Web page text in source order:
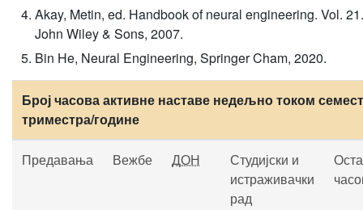
Akay, Metin, ed. Handbook of neural engineering. Vol. 21.
John Wiley & Sons, 2007.
Bin He, Neural Engineering, Springer Cham, 2020.
Број часова активне наставе недељно током
триместра/године
Предавања Вежбе ДОН
Студијски и
истраживачки
рад